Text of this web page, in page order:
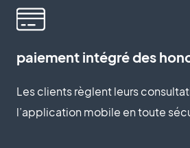
paiement intégré des
Les clients règlent leurs
l’application mobile en toute